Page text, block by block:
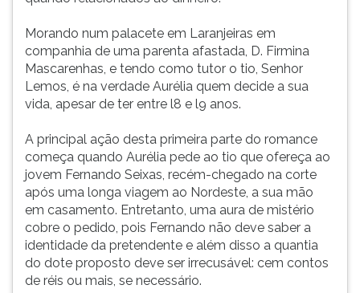
Morando num palacete em Laranjeiras em
companhia de uma parenta afastada, D. Firmina
Mascarenhas, e tendo como tutor o tio, Senhor
Lemos, é na verdade Aurélia quem decide a sua
vida, apesar de ter entre l8 e l9 anos.
A principal ação desta primeira parte do romance
começa quando Aurélia pede ao tio que ofereça ao
jovem Fernando Seixas, recém-chegado na corte
após uma longa viagem ao Nordeste, a sua mão
em casamento. Entretanto, uma aura de mistério
cobre o pedido, pois Fernando não deve saber a
identidade da pretendente e além disso a quantia
do dote proposto deve ser irrecusável: cem contos
de réis ou mais, se necessário.